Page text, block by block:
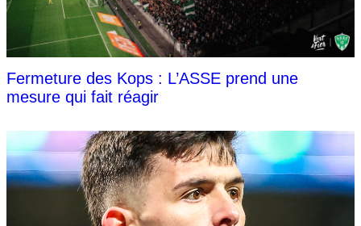
Fermeture des Kops : L’ASSE prend une
mesure qui fait réagir